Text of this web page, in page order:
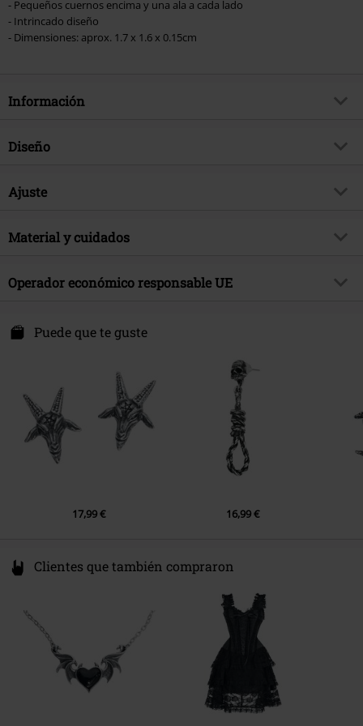
- Pequeños cuernos encima y una ala a cada lado
- Intrincado diseño
- Dimensiones: aprox. 1.7 x 1.6 x 0.15cm
Información
Artículo no.
Brand
Sexo
Mujer
Diseño
Tipo de producto
Ajuste
Parte del cuerpo
Material y cuidados
Material Externo peltre
Operador económico responsable UE
Avda Paisos Catalanes 168
17457 Riudellots de la Selva
EU@alchemygroup.com
Puede que te guste
17,99 € 16,99 €
Clientes que también compraron